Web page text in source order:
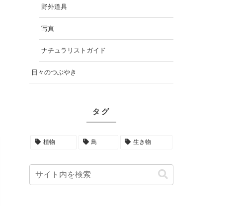
野外道具
写真
ナチュラリストガイド
日々のつぶやき
タグ
植物 鳥 生き物